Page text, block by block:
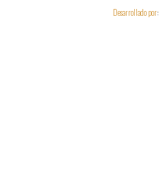
Desarrollado por: